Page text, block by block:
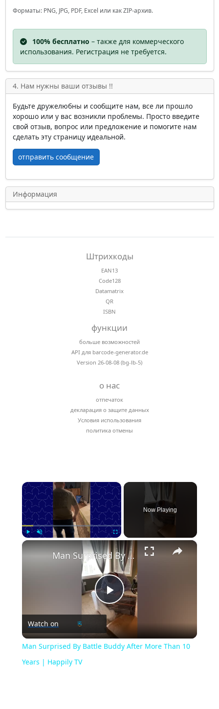
Форматы: PNG, JPG, PDF, Excel или как ZIP-архив.
100% бесплатно – также для коммерческого
использования. Регистрация не требуется.
4. Нам нужны ваши отзывы !!
Будьте дружелюбны и сообщите нам, все ли прошло
хорошо или у вас возникли проблемы. Просто введите
свой отзыв, вопрос или предложение и помогите нам
сделать эту страницу идеальной.
отправить сообщение
Информация
Штрихкоды
EAN13
Code128
Datamatrix
QR
ISBN
функции
больше возможностей
API для barcode-generator.de
Version 26-08-08 (bg-lb-5)
о нас
отпечаток
декларация о защите данных
Условия использования
политика отмены
×
Fullscreen
Now Playing
×
Play
Video
Man Surprised By Battle Buddy After More Than 10 Years | Happily TV
Watch on
Man Surprised By Battle Buddy After More Than 10
Years | Happily TV